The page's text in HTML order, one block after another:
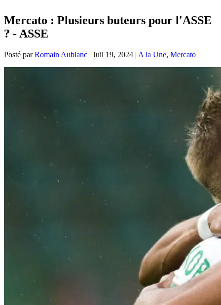
Mercato : Plusieurs buteurs pour l'ASSE
? - ASSE
Posté parRomain Aublanc | Juil 19, 2024 | A la Une, Mercato